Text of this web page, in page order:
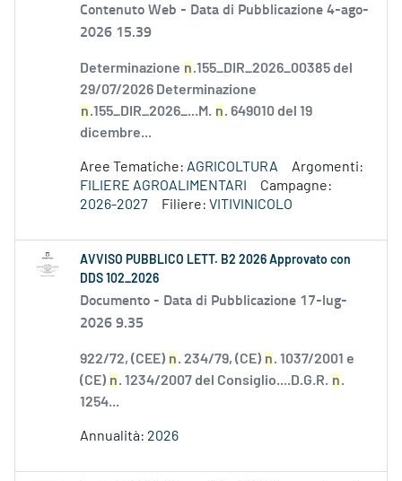
Contenuto Web - Data di Pubblicazione 4-ago-
2026 15.39
Determinazione n.155_DIR_2026_00385 del
29/07/2026 Determinazione
n.155_DIR_2026_...M. n. 649010 del 19
dicembre...
Aree Tematiche: AGRICOLTURA
Argomenti:
FILIERE AGROALIMENTARI
Campagne:
2026-2027
Filiere: VITIVINICOLO
AVVISO PUBBLICO LETT. B2 2026 Approvato con
DDS 102_2026
Documento - Data di Pubblicazione 17-lug-
2026 9.35
922/72, (CEE) n. 234/79, (CE) n. 1037/2001 e
(CE) n. 1234/2007 del Consiglio....D.G.R. n.
1254...
Annualità: 2026